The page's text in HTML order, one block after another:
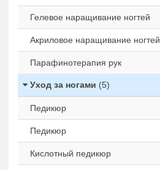
Гелевое наращивание ногтей
Акриловое наращивание ногтей
Парафинотерапия рук
Уход за ногами (5)
Педикюр
Педикюр
Кислотный педикюр